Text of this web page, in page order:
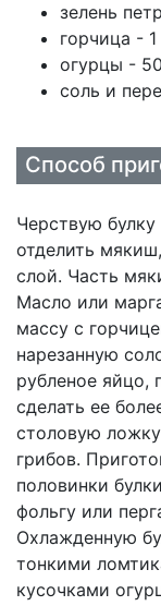
зелень
горчица -
огурцы -
соль и
Способ
Черствую булку
отделить
слой. Часть
Масло или
массу с
нарезанную
рубленое яйцо,
сделать ее
столовую
грибов.
половинки
фольгу или
Охлажденную
тонкими
кусочками